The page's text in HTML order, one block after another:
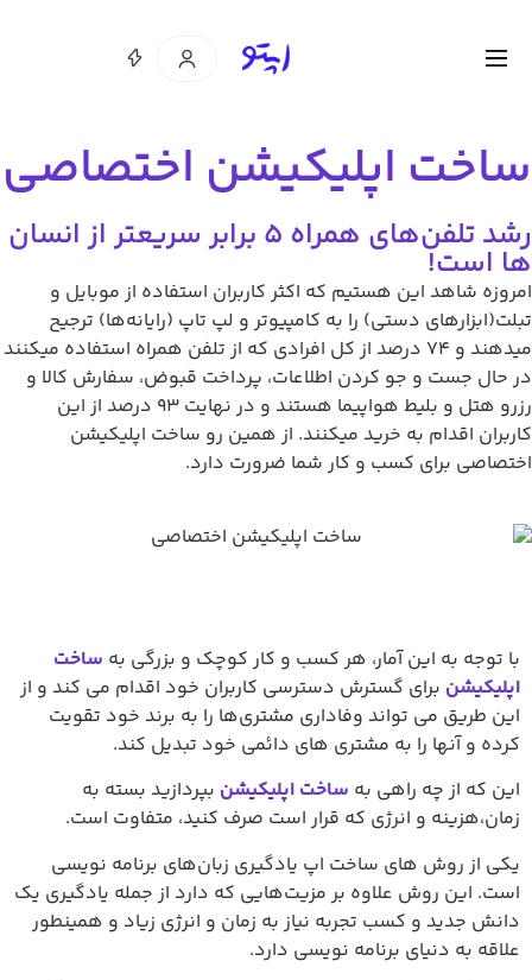
ساخت اپلیکیشن اختصاصی
رشد تلفن‌های همراه 5 برابر سریعتر از انسان
ها است!
امروزه شاهد این هستیم که اکثر کاربران استفاده از موبایل و
تبلت(ابزارهای دستی) را به کامپیوتر و لپ تاپ (رایانه‌ها) ترجیح
میدهند و 74 درصد از کل افرادی که از تلفن همراه استفاده میکنند
در حال جست و جو کردن اطلاعات، پرداخت قبوض، سفارش کالا و
رزرو هتل و بلیط هواپیما هستند و در نهایت 93 درصد از این
کاربران اقدام به خرید میکنند. از همین رو ساخت اپلیکیشن
اختصاصی برای کسب و کار شما ضرورت دارد.
با توجه به این آمار، هر کسب و کار کوچک و بزرگی به ساخت
اپلیکیشن برای گسترش دسترسی کاربران خود اقدام می کند و از
این طریق می تواند وفاداری مشتری‌ها را به برند خود تقویت
کرده و آنها را به مشتری های دائمی خود تبدیل کند.
این که از چه راهی به ساخت اپلیکیشن بپردازید بسته به
زمان،هزینه و انرژی که قرار است صرف کنید، متفاوت است.
یکی از روش های ساخت اپ یادگیری زبان‌های برنامه نویسی
است. این روش علاوه بر مزیت‌هایی که دارد از جمله یادگیری یک
دانش جدید و کسب تجربه نیاز به زمان و انرژی زیاد و همینطور
علاقه به دنیای برنامه نویسی دارد.